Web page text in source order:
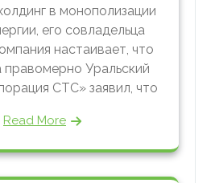
в монополизации
его совладельца
настаивает, что
правомерно Уральский
СТС» заявил, что
Read More